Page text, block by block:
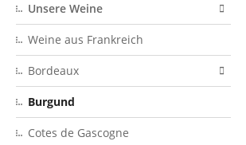
Unsere Weine
Weine aus Frankreich
Bordeaux
Burgund
Cotes de Gascogne